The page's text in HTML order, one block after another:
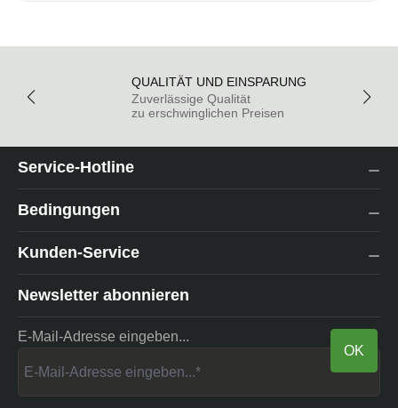
QUALITÄT UND EINSPARUNG
Zuverlässige Qualität
zu erschwinglichen Preisen
Service-Hotline
Bedingungen
Kunden-Service
Newsletter abonnieren
E-Mail-Adresse eingeben...
OK